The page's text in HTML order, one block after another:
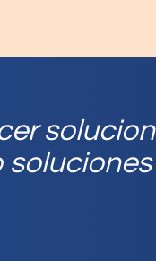
soluciones